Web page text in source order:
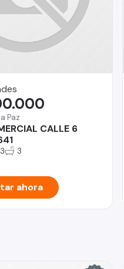
Paz
CALLE 6
3 3
ahora